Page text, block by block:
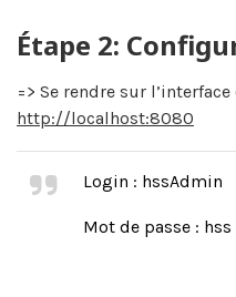
Étape 2:
=> Se rendre sur
http://localhost:8080
Login : hssAdmin
Mot de passe : hss